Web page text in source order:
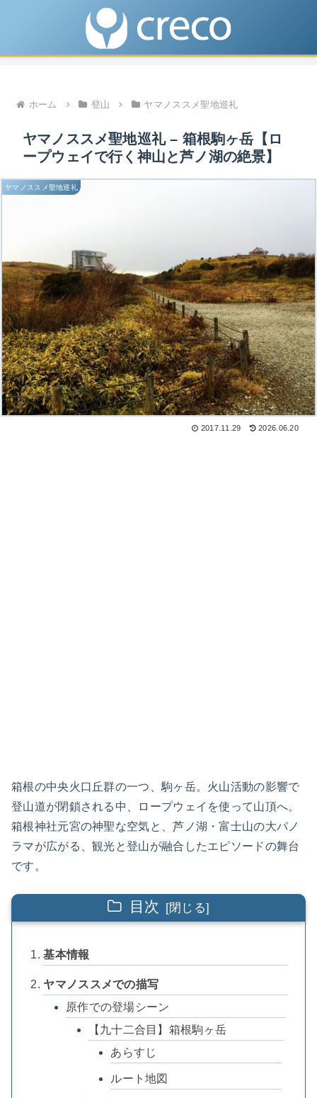
ホーム 登山 ヤマノススメ聖地巡礼
ヤマノススメ聖地巡礼 – 箱根駒ヶ岳【ロ
ープウェイで行く神山と芦ノ湖の絶景】
ヤマノススメ聖地巡礼
2017.11.29 2026.06.20
箱根の中央火口丘群の一つ、駒ヶ岳。火山活動の影響で
登山道が閉鎖される中、ロープウェイを使って山頂へ。
箱根神社元宮の神聖な空気と、芦ノ湖・富士山の大パノ
ラマが広がる、観光と登山が融合したエピソードの舞台
です。
目次
基本情報
ヤマノススメでの描写
原作での登場シーン
【九十二合目】箱根駒ヶ岳
あらすじ
ルート地図